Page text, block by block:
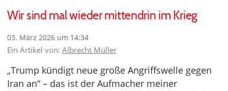
Wir sind mal wieder mittendrin im Krieg
03. März 2026 um 14:34
Ein Artikel von: Albrecht Müller
„Trump kündigt neue große Angriffswelle gegen
Iran an“ – das ist der Aufmacher meiner